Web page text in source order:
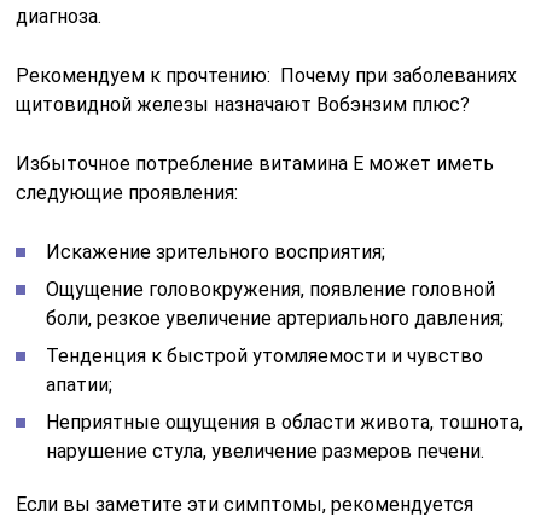
диагноза.
Рекомендуем к прочтению: Почему при заболеваниях
щитовидной железы назначают Вобэнзим плюс?
Избыточное потребление витамина E может иметь
следующие проявления:
Искажение зрительного восприятия;
Ощущение головокружения, появление головной
боли, резкое увеличение артериального давления;
Тенденция к быстрой утомляемости и чувство
апатии;
Неприятные ощущения в области живота, тошнота,
нарушение стула, увеличение размеров печени.
Если вы заметите эти симптомы, рекомендуется